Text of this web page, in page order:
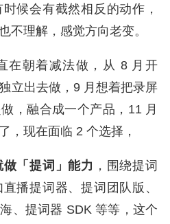
候会有截然相反的动作，
不理解，感觉方向老变。
在朝着减法做，从 8 月开
立出去做，9 月想着把录屏
，融合成一个产品，11 月
，现在面临 2 个选择，
「提词」能力 ，围绕提词
播提词器、提词团队版、
、提词器 SDK 等等，这个